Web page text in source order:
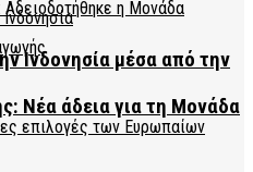
Νέα άδεια για τη Μονάδα
Ινδονησία μέσα από την